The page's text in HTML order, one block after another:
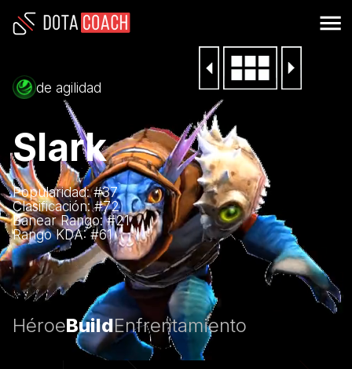
de agilidad
Slark
Popularidad: #37
Clasificación: #72
Banear Rango: #21
Rango KDA: #61
HéroeBuildEnfrentamiento